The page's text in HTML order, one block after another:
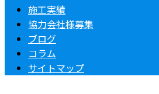
施工実績
協力会社様募集
ブログ
コラム
サイトマップ